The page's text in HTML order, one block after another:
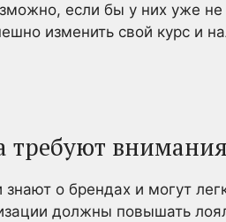
если бы у них уже
изменить свой курс и
о брендах и могут
должны повышать